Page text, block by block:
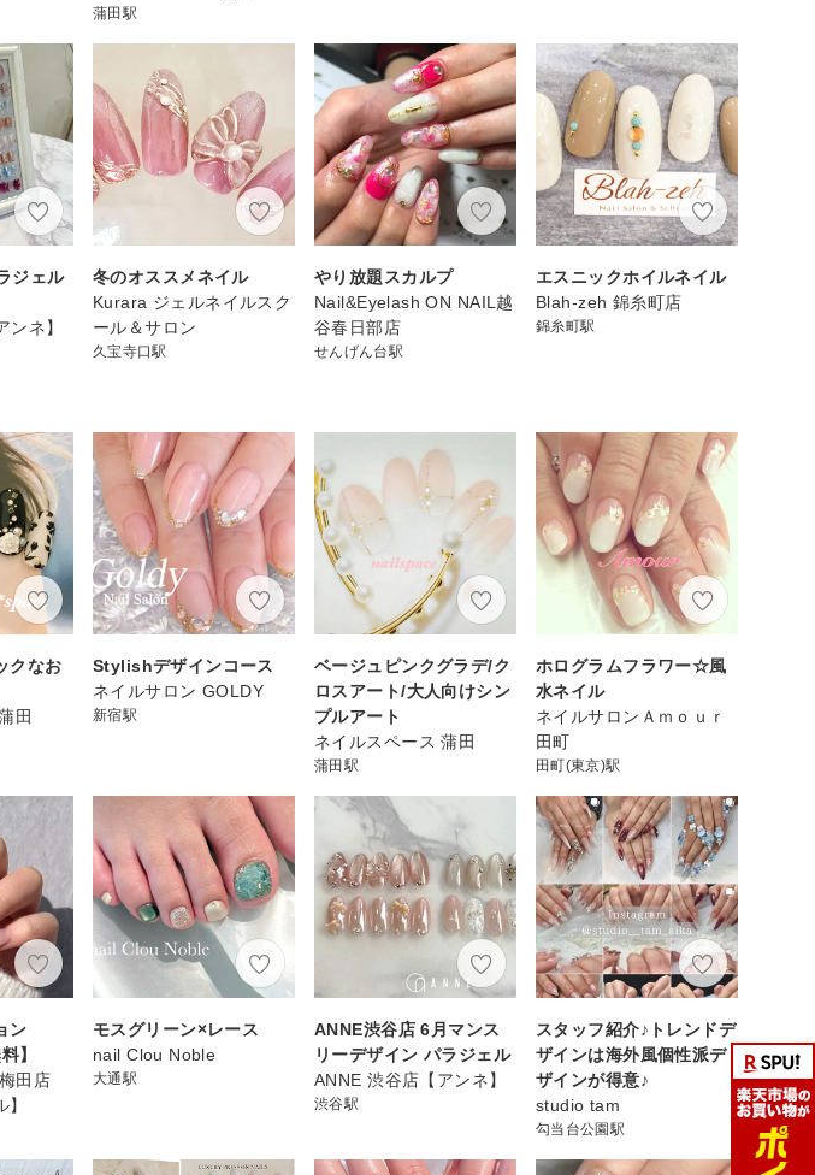
蒲田駅
ジェル
ンネ】
冬のオススメネイル
Kurara ジェルネイルスク
ール＆サロン
久宝寺口駅
やり放題スカルプ
Nail&Eyelash ON NAIL越
谷春日部店
せんげん台駅
エスニックホイルネイル
Blah-zeh 錦糸町店
錦糸町駅
クなお
田
Stylishデザインコース
ネイルサロン GOLDY
新宿駅
ベージュピンクグラデ/ク
ロスアート/大人向けシン
プルアート
ネイルスペース 蒲田
蒲田駅
ホログラムフラワー☆風
水ネイル
ネイルサロンＡｍｏｕｒ
田町
田町(東京)駅
ン
】
田店
モスグリーン×レース
nail Clou Noble
大通駅
ANNE渋谷店 6月マンス
リーデザイン パラジェル
ANNE 渋谷店【アンネ】
渋谷駅
スタッフ紹介♪トレンドデ
ザインは海外風個性派デ
ザインが得意♪
studio tam
勾当台公園駅